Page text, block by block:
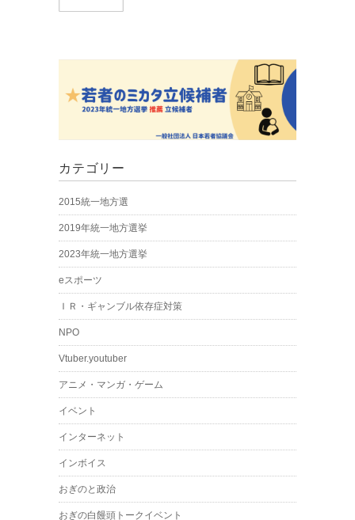
カテゴリー
2015統一地方選
2019年統一地方選挙
2023年統一地方選挙
eスポーツ
ＩＲ・ギャンブル依存症対策
NPO
Vtuber.youtuber
アニメ・マンガ・ゲーム
イベント
インターネット
インボイス
おぎのと政治
おぎの白饅頭トークイベント